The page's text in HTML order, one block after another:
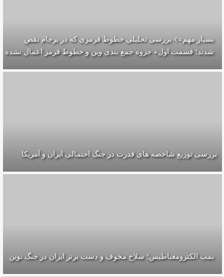
بسیار مهم=> بررسی تحلیلی خطوط قرمزی که در برجام نقض
شدند؛ قسمت اول+ جزوه جمع بندی وین و خطوط قرمز اعمال نشده
بررسی توزیع شاخصه های قدرت در جنگ احتمالی ایران و آمریکا
بمب الکترومغناطیس؛ سلاح مخوف و دست برتر ایران در جنگ نوین